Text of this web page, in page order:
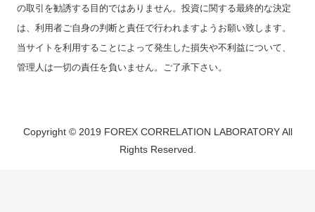
の取引を勧誘する目的ではありません。投資に関する最終的な決定
は、利用者ご自身の判断と責任で行われますようお願い致します。
当サイトを利用することによって発生した損失や不利益について、
管理人は一切の責任を負いません。ご了承下さい。
Copyright © 2019 FOREX CORRELATION LABORATORY All
Rights Reserved.